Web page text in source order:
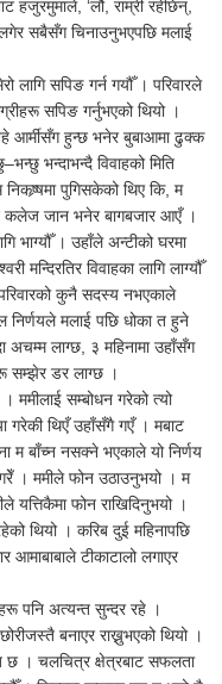
हजुरमुमाले, ‘लौ, राम्री रहेछिन्,
सबैसँग चिनाउनुभएपछि मलाई
लागि सपिङ गर्न गयौँ । परिवारले
सपिङ गर्नुभएको थियो ।
आर्मीसँग हुन्छ भनेर बुबाआमा ढुक्क
भन्दाभन्दै विवाहको मिति
पुगिसकेको थिए कि, म
कलेज जान भनेर बागबजार आएँ ।
भाग्यौँ । उहाँले अन्टीको घरमा
मन्दिरतिर विवाहका लागि लाग्यौँ
कुनै सदस्य नभएकाले
निर्णयले मलाई पछि धोका त हुने
लाग्छ, ३ महिनामा उहाँसँग
सम्झेर डर लाग्छ ।
ममीलाई सम्बोधन गरेको त्यो
गरेकी थिएँ उहाँसँगै गएँ । मबाट
म बाँच्न नसक्ने भएकाले यो निर्णय
गरेँ । ममीले फोन उठाउनुभयो । म
यत्तिकैमा फोन राखिदिनुभयो ।
थियो । करिब दुई महिनापछि
आमाबाबाले टीकाटालो लगाएर
पनि अत्यन्त सुन्दर रहे ।
बनाएर राख्नुभएको थियो ।
छ । चलचित्र क्षेत्रबाट सफलता